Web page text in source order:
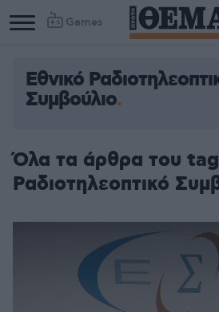
Games
Εθνικό
Συμβούλιο
Όλα τα άρθρα του tag
Ραδιοτηλεοπτικό